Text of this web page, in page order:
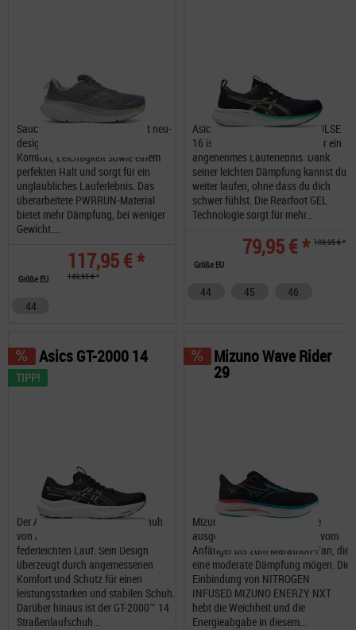
Saucony Guide 18 der komplett neu-
designte ist das Produkt aus
Komfort, Leichtigkeit sowie einem
perfekten Halt und sorgt für ein
unglaubliches Lauferlebnis. Das
überarbeitete PWRRUN-Material
bietet mehr Dämpfung, bei weniger
Gewicht....
117,95 € *
149,95 € *
Größe EU
44
Asics Gel-Pulse 16 Der GEL-PULSE
16 ist komfortabel und ideal für ein
angenehmes Lauferlebnis. Dank
seiner leichten Dämpfung kannst du
weiter laufen, ohne dass du dich
schwer fühlst. Die Rearfoot GEL
Technologie sorgt für mehr...
79,95 € * 109,95 € *
Größe EU
44 45 46
TIPP!
Der Asics GT-2000™ 14 Laufschuh
von ASICS sorgt für einen
federleichten Lauf. Sein Design
überzeugt durch angemessenen
Komfort und Schutz für einen
leistungsstarken und stabilen Schuh.
Darüber hinaus ist der GT-2000™ 14
Straßenlaufschuh...
Asics GT-2000 14
Mizuno Wave Rider 29 ist eine
ausgezeichnete Wahl für alle, vom
Anfänger bis zum Marathon-Fan, die
eine moderate Dämpfung mögen. Die
Einbindung von NITROGEN
INFUSED MIZUNO ENERZY NXT
hebt die Weichheit und die
Energieabgabe in diesem...
Mizuno Wave Rider
29